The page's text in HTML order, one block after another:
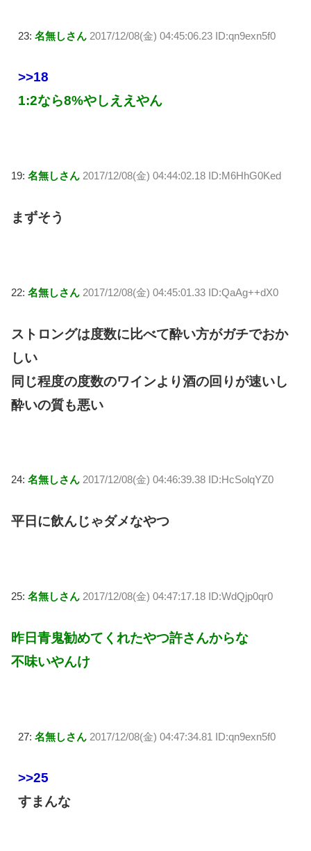
23: 名無しさん 2017/12/08(金) 04:45:06.23 ID:qn9exn5f0
>>18
1:2なら8%やしええやん
19: 名無しさん 2017/12/08(金) 04:44:02.18 ID:M6HhG0Ked
まずそう
22: 名無しさん 2017/12/08(金) 04:45:01.33 ID:QaAg++dX0
ストロングは度数に比べて酔い方がガチでおか
しい
同じ程度の度数のワインより酒の回りが速いし
酔いの質も悪い
24: 名無しさん 2017/12/08(金) 04:46:39.38 ID:HcSolqYZ0
平日に飲んじゃダメなやつ
25: 名無しさん 2017/12/08(金) 04:47:17.18 ID:WdQjp0qr0
昨日青鬼勧めてくれたやつ許さんからな
不味いやんけ
27: 名無しさん 2017/12/08(金) 04:47:34.81 ID:qn9exn5f0
>>25
すまんな